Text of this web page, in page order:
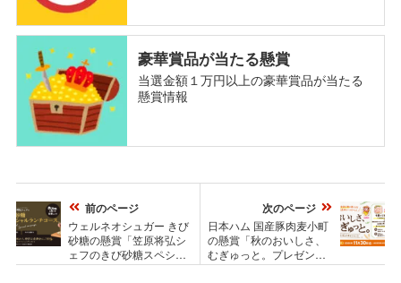
豪華賞品が当たる懸賞
当選金額１万円以上の豪華賞品が当たる
懸賞情報
前のページ
ウェルネオシュガー きび
砂糖の懸賞「笠原将弘シ
ェフのきび砂糖スペシャ
ルランチコースご招待キ
次のページ
日本ハム 国産豚肉麦小町
の懸賞「秋のおいしさ、
むぎゅっと。プレゼント
キャンペーン 麦小町で